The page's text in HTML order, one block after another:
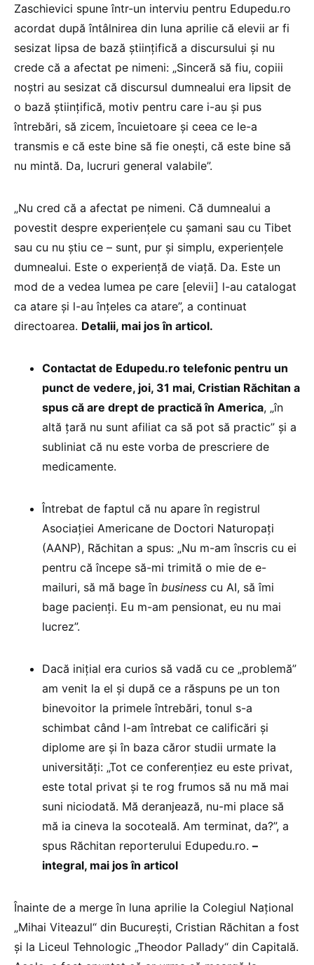
Zaschievici spune într-un interviu pentru Edupedu.ro
acordat după întâlnirea din luna aprilie că elevii ar fi
sesizat lipsa de bază științifică a discursului și nu
crede că a afectat pe nimeni: „Sinceră să fiu, copiii
noștri au sesizat că discursul dumnealui era lipsit de
o bază științifică, motiv pentru care i-au și pus
întrebări, să zicem, încuietoare și ceea ce le-a
transmis e că este bine să fie onești, că este bine să
nu mintă. Da, lucruri general valabile”.
„Nu cred că a afectat pe nimeni. Că dumnealui a
povestit despre experiențele cu șamani sau cu Tibet
sau cu nu știu ce – sunt, pur și simplu, experiențele
dumnealui. Este o experiență de viață. Da. Este un
mod de a vedea lumea pe care [elevii] l-au catalogat
ca atare și l-au înțeles ca atare”, a continuat
directoarea. Detalii, mai jos în articol.
Contactat de Edupedu.ro telefonic pentru un
punct de vedere, joi, 31 mai, Cristian Răchitan a
spus că are drept de practică în America, „în
altă țară nu sunt afiliat ca să pot să practic” și a
subliniat că nu este vorba de prescriere de
medicamente.
Întrebat de faptul că nu apare în registrul
Asociației Americane de Doctori Naturopați
(AANP), Răchitan a spus: „Nu m-am înscris cu ei
pentru că începe să-mi trimită o mie de e-
mailuri, să mă bage în business cu AI, să îmi
bage pacienți. Eu m-am pensionat, eu nu mai
lucrez”.
Dacă inițial era curios să vadă cu ce „problemă”
am venit la el și după ce a răspuns pe un ton
binevoitor la primele întrebări, tonul s-a
schimbat când l-am întrebat ce calificări și
diplome are și în baza căror studii urmate la
universități: „Tot ce conferențiez eu este privat,
este total privat și te rog frumos să nu mă mai
suni niciodată. Mă deranjează, nu-mi place să
mă ia cineva la socoteală. Am terminat, da?”, a
spus Răchitan reporterului Edupedu.ro. –
integral, mai jos în articol
Înainte de a merge în luna aprilie la Colegiul Național
„Mihai Viteazul“ din București, Cristian Răchitan a fost
și la Liceul Tehnologic „Theodor Pallady“ din Capitală.